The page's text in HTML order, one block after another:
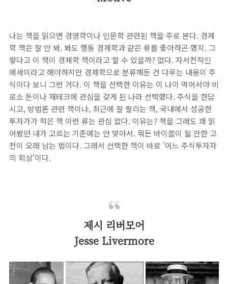
나는 책을 읽으면 경영학이나 인문학 관련된 책을 주로 본다. 경제
학 책은 잘 안 봐. 봐도 행동 경제학과 같은 류를 좋아하곤 했지. 그
렇다고 이 책이 경제학 책이라고 할 수 있을까? 없다. 자서전적인
에세이라고 해야하지만 경제학으로 분류해둔 건 다루는 내용이 주
식이다 보니 그런 거다. 이 책을 선택한 이유는 이 나이 먹어서야 비
로소 돈이나 재테크에 관심을 갖게 된 나라 선택했다. 주식을 한답
시고, 방법론 관련 책이나, 최근에 잘 팔리는 책, 국내에서 성공한
투자가가 적은 책 이런 류는 관심 없다. 이유는? 책을 그래도 꽤 읽
어봤던 내가 고르는 기준에는 안 맞아서. 뭐든 바이블이 될 만한 고
전이 오래 남는 법이다. 그래서 선택한 책이 바로 '어느 주식투자자
의 회상'이다.
제시 리버모어
Jesse Livermore